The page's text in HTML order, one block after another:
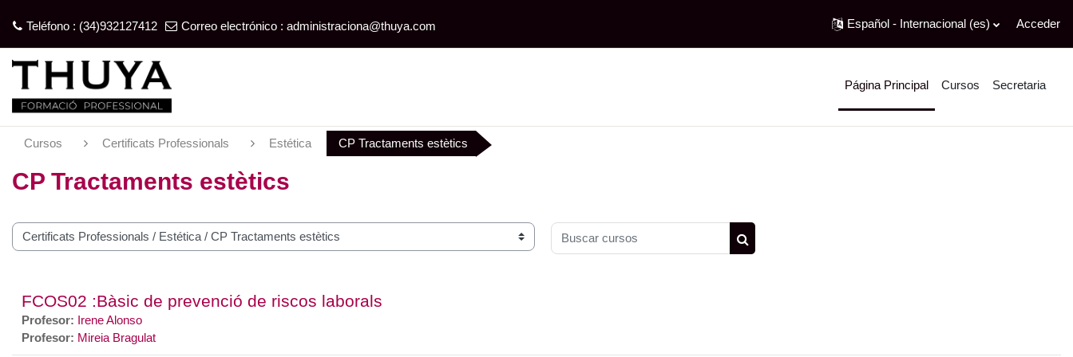
Teléfono : (34)932127412 Correo electrónico : administraciona@thuya.com Español - Internacional ‎(es)‎ Acceder
Página Principal Cursos Secretaria
Cursos Certificats Professionals Estética CP Tractaments estètics
CP Tractaments estètics
Buscar cursos
Buscar cursos
FCOS02 :Bàsic de prevenció de riscos laborals
Profesor: Irene Alonso
Profesor: Mireia Bragulat